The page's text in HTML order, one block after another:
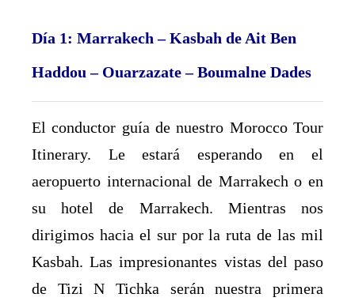
Día 1: Marrakech – Kasbah de Ait Ben
Haddou – Ouarzazate – Boumalne Dades
El conductor guía de nuestro Morocco Tour
Itinerary. Le estará esperando en el
aeropuerto internacional de Marrakech o en
su hotel de Marrakech. Mientras nos
dirigimos hacia el sur por la ruta de las mil
Kasbah. Las impresionantes vistas del paso
de Tizi N Tichka serán nuestra primera